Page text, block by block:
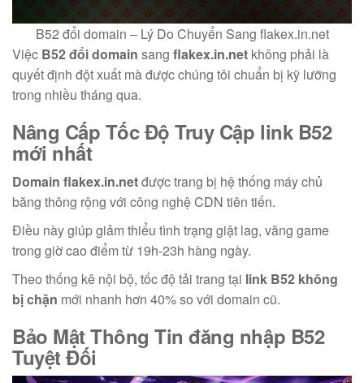
B52 đổi domain – Lý Do Chuyển Sang flakex.in.net
Việc B52 đổi domain sang flakex.in.net không phải là
quyết định đột xuất mà được chúng tôi chuẩn bị kỹ lưỡng
trong nhiều tháng qua.
Nâng Cấp Tốc Độ Truy Cập link B52
mới nhất
Domain flakex.in.netđược trang bị hệ thống máy chủ
băng thông rộng với công nghệ CDN tiên tiến.
Điều này giúp giảm thiểu tình trạng giật lag, văng game
trong giờ cao điểm từ 19h-23h hàng ngày.
Theo thống kê nội bộ, tốc độ tải trang tại link B52 không
bị chặn mới nhanh hơn 40% so với domain cũ.
Bảo Mật Thông Tinđăng nhập B52
Tuyệt Đối